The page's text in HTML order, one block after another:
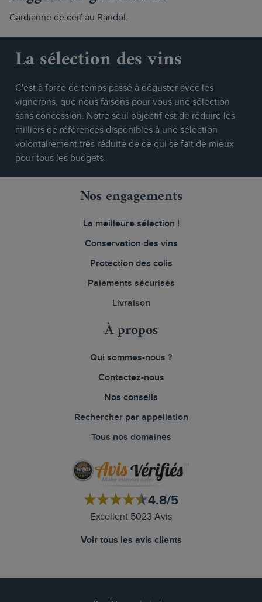
Gardianne de cerf au Bandol.
La sélection des vins
C'est à force de temps passé à déguster avec les
vignerons, que nous faisons pour vous une sélection
sans concession. Notre seul objectif est de réduire les
milliers de références disponibles à une sélection
volontairement très réduite de ce qui se fait de mieux
pour tous les budgets.
Nos engagements
La meilleure sélection !
Conservation des vins
Protection des colis
Paiements sécurisés
Livraison
À propos
Qui sommes-nous ?
Contactez-nous
Nos conseils
Rechercher par appellation
Tous nos domaines
4.8/5
Excellent 5023 Avis
Voir tous les avis clients